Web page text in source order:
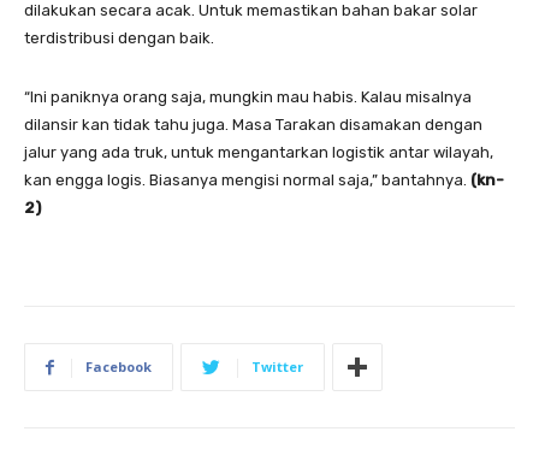
dilakukan secara acak. Untuk memastikan bahan bakar solar
terdistribusi dengan baik.
“Ini paniknya orang saja, mungkin mau habis. Kalau misalnya
dilansir kan tidak tahu juga. Masa Tarakan disamakan dengan
jalur yang ada truk, untuk mengantarkan logistik antar wilayah,
kan engga logis. Biasanya mengisi normal saja,” bantahnya. (kn-
2)
Facebook Twitter